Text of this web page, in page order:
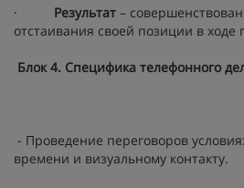
· Результат –
отстаивания своей позиции в ходе
Блок 4. Специфика телефонного
- Проведение переговоров
времени и визуальному контакту.